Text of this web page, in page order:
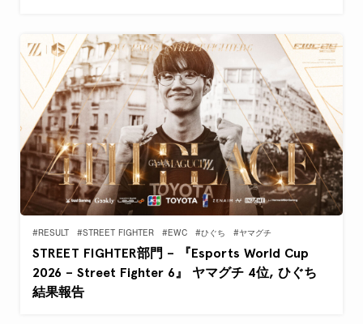
#RESULT #STREET FIGHTER #EWC #ひぐち #ヤマグチ
STREET FIGHTER部門 – 『Esports World Cup
2026 – Street Fighter 6』 ヤマグチ 4位, ひぐち
結果報告